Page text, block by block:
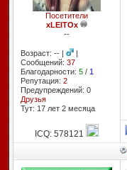
Посетители
xLEITOx
--
Возраст: -- |
|
Сообщений: 37
Благодарности: 5/ 1
Репутация: 2
Предупреждений: 0
Друзья
Тут: 17 лет 2 месяцa
ICQ: 578121